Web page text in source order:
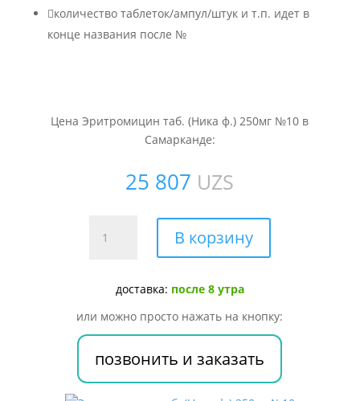
количество таблеток/ампул/штук и т.п. идет в
конце названия после №
Цена Эритромицин таб. (Ника ф.) 250мг №10 в
Самарканде:
25 807 UZS
товара
Эритромицин
(Ника
ф.)
250мг
№10
В корзину
доставка: после 8 утра
или можно просто нажать на кнопку:
позвонить и заказать